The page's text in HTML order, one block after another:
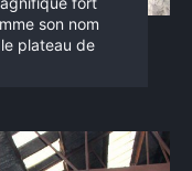
son nom
plateau de